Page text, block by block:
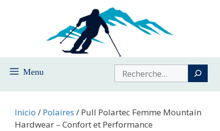
Menu Buscar
Inicio / Polaires / Pull Polartec Femme Mountain
Hardwear – Confort et Performance